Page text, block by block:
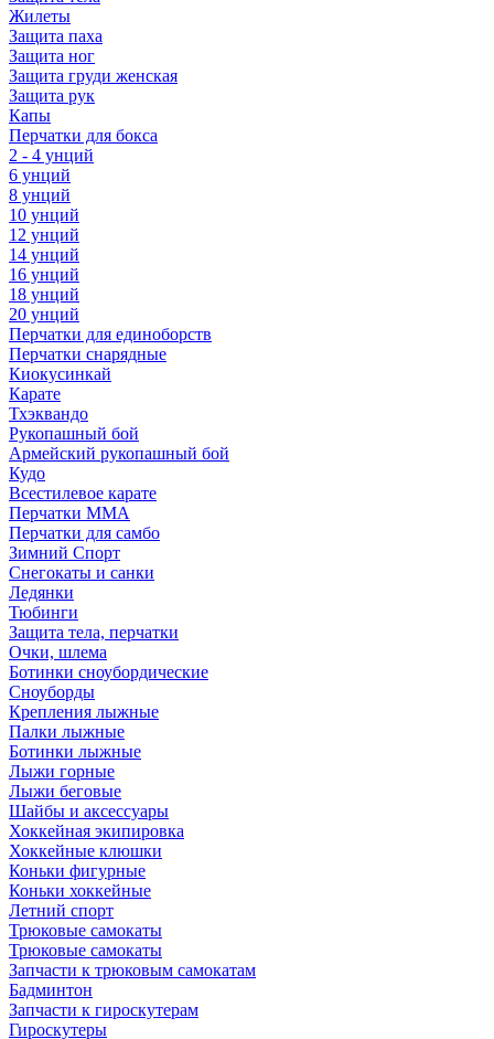
Жилеты
Защита паха
Защита ног
Защита груди женская
Защита рук
Капы
Перчатки для бокса
2 - 4 унций
6 унций
8 унций
10 унций
12 унций
14 унций
16 унций
18 унций
20 унций
Перчатки для единоборств
Перчатки снарядные
Киокусинкай
Карате
Тхэквандо
Рукопашный бой
Армейский рукопашный бой
Кудо
Всестилевое карате
Перчатки MMA
Перчатки для самбо
Зимний Спорт
Снегокаты и санки
Ледянки
Тюбинги
Защита тела, перчатки
Очки, шлема
Ботинки сноубордические
Сноуборды
Крепления лыжные
Палки лыжные
Ботинки лыжные
Лыжи горные
Лыжи беговые
Шайбы и аксессуары
Хоккейная экипировка
Хоккейные клюшки
Коньки фигурные
Коньки хоккейные
Летний спорт
Трюковые самокаты
Трюковые самокаты
Запчасти к трюковым самокатам
Бадминтон
Запчасти к гироскутерам
Гироскутеры